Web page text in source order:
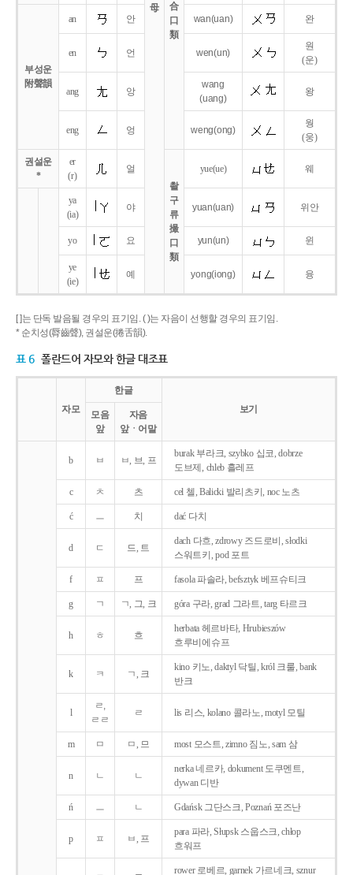
母
合
口
類
부성운
附聲韻
an 안 wan(uan) 완
en 언 wen(un)
원
(운)
ang 앙
wang
(uang)
왕
eng 엉 weng(ong)
웡
(웅)
권설운
*
er
(r)
얼
촬
구
류
撮
口
類
yue(ue) 웨
ya
(ia)
야 yuan(uan) 위안
yo 요 yun(un) 윈
ye
(ie)
예 yong(iong) 융
[ ]는 단독 발음될 경우의 표기임. ( )는 자음이 선행할 경우의 표기임.
* 순치성(脣齒聲), 권설운(捲舌韻).
표 6 폴란드어 자모와 한글 대조표
자모
한글
보기
모음
앞
자음
앞ㆍ어말
b ㅂ ㅂ, 브, 프
burak 부라크, szybko 십코, dobrze
도브제, chleb 흘레프
c ㅊ 츠 cel 첼, Balicki 발리츠키, noc 노츠
ć ㅡ 치 dać 다치
d ㄷ 드, 트
dach 다흐, zdrowy 즈드로비, słodki
스워트키, pod 포트
f ㅍ 프 fasola 파솔라, befsztyk 베프슈티크
g ㄱ ㄱ, 그, 크 góra 구라, grad 그라트, targ 타르크
h ㅎ 흐
herbata 헤르바타, Hrubieszów
흐루비에슈프
k ㅋ ㄱ, 크
kino 키노, daktyl 닥틸, król 크룰, bank
반크
l
ㄹ,
ㄹㄹ
ㄹ lis 리스, kolano 콜라노, motyl 모틸
m ㅁ ㅁ, 므 most 모스트, zimno 짐노, sam 삼
n ㄴ ㄴ
nerka 네르카, dokument 도쿠멘트,
dywan 디반
ń ㅡ ㄴ Gdańsk 그단스크, Poznań 포즈난
p ㅍ ㅂ, 프
para 파라, Słupsk 스웁스크, chłop
흐워프
rower 로베르, garnek 가르네크, sznur